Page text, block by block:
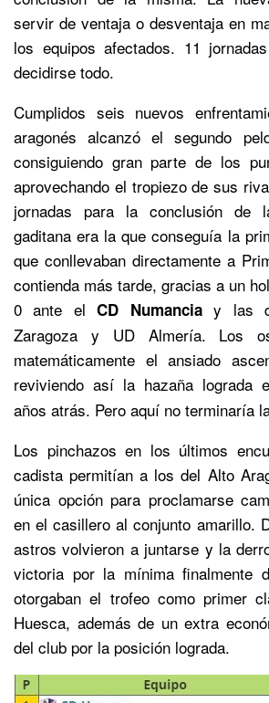
servir de ventaja o desventaja en
los equipos afectados. 11
decidirse todo.
Cumplidos seis nuevos
aragonés alcanzó el segundo
consiguiendo gran parte de los
aprovechando el tropiezo de sus
jornadas para la conclusión de
gaditana era la que conseguía la
que conllevaban directamente a
contienda más tarde, gracias a un
0 ante elCD Numanciay las
Zaragoza y UD Almería. Los
matemáticamente el ansiado
reviviendo así la hazaña lograda
años atrás. Pero aquí no terminaría
Los pinchazos en los últimos
cadista permitían a los del Alto
única opción para proclamarse
en el casillero al conjunto amarillo.
astros volvieron a juntarse y la
victoria por la mínima finalmente
otorgaban el trofeo como primer
Huesca, además de un extra
del club por la posición lograda.